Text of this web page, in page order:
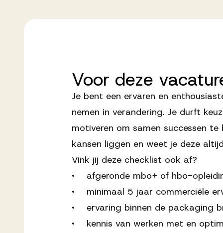
Voor deze
Je bent een ervaren en
nemen in verandering. Je durft
motiveren om samen successen
kansen liggen en weet je deze
Vink jij deze checklist ook af?
• afgeronde mbo+ of hbo-
• minimaal 5 jaar commerciële
• ervaring binnen de packaging
• kennis van werken met en